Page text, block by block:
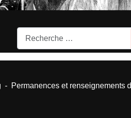
Rechercher
- Permanences et renseignements